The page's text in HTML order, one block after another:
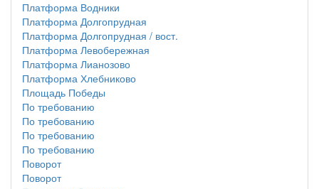
Платформа Водники
Платформа Долгопрудная
Платформа Долгопрудная / вост.
Платформа Левобережная
Платформа Лианозово
Платформа Хлебниково
Площадь Победы
По требованию
По требованию
По требованию
По требованию
Поворот
Поворот